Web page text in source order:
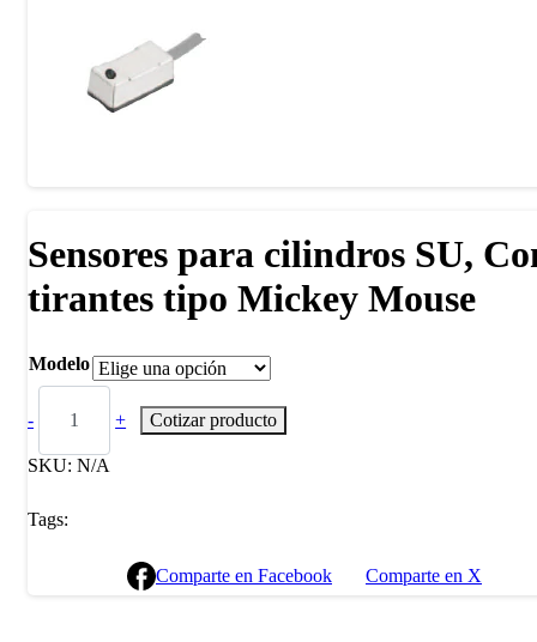
Sensores para cilindros SU,
tirantes tipo Mickey Mouse
Modelo
- + Cotizar producto
SKU: N/A
Tags:
Comparte en Facebook Comparte en X